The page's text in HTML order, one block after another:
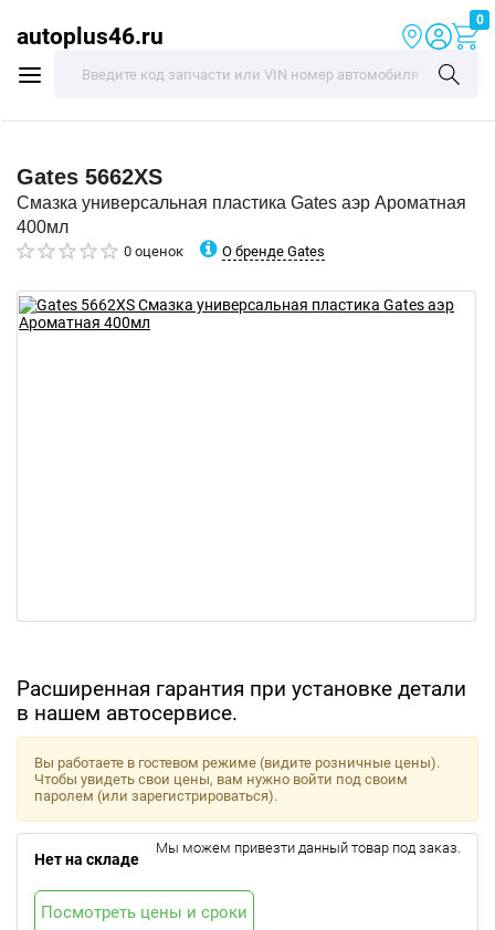
autoplus46.ru
0
Gates 5662XS
Смазка универсальная пластика Gates аэр Ароматная
400мл
0 оценок О бренде Gates
Расширенная гарантия при установке детали
в нашем автосервисе.
Вы работаете в гостевом режиме (видите розничные цены).
Чтобы увидеть свои цены, вам нужно войти под своим
паролем (или зарегистрироваться).
Нет на складе
Мы можем привезти данный товар под заказ.
Посмотреть цены и сроки